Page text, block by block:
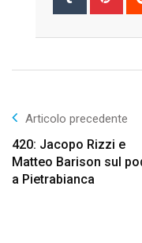
Articolo precedente
420: Jacopo Rizzi e
Matteo Barison sul
a Pietrabianca